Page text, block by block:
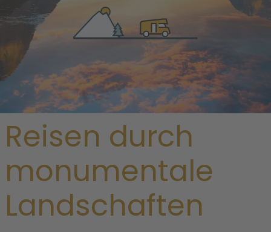
/ Neuseeland/ Alle Regionen Neuseelands
Individuelle
Reisen durch
monumentale
Landschaften